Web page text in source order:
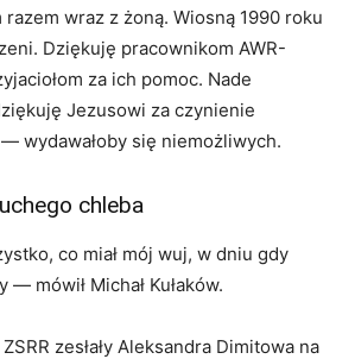
wraz z żoną. Wiosną 1990 roku
Dziękuję pracownikom AWR-
za ich pomoc. Nade
Jezusowi za czynienie
wydawało­by się niemożliwych.
chleba
co miał mój wuj, w dniu gdy
— mówił Michał Kułaków.
zesłały Aleksandra Dimitowa na